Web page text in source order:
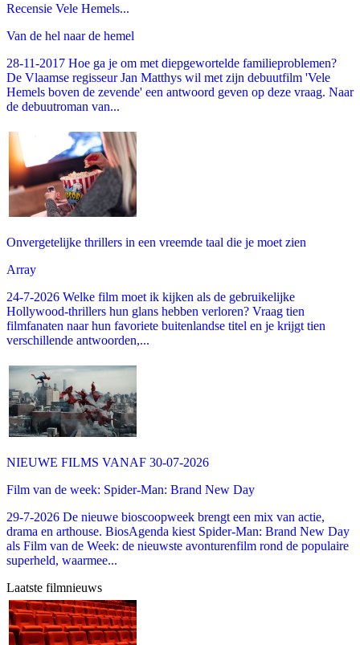
Recensie Vele Hemels...
Van de hel naar de hemel
28-11-2017 Hoe ga je om met diepgewortelde familieproblemen?
De Vlaamse regisseur Jan Matthys wil met zijn debuutfilm 'Vele
Hemels boven de zevende' een antwoord geven op deze vraag. Naar
de debuutroman van...
Onvergetelijke thrillers in een vreemde taal die je moet zien
Array
24-7-2026 Welke film moet ik kijken als de gebruikelijke
Hollywood-thrillers hun glans hebben verloren? Vraag tien
filmfanaten naar hun favoriete buitenlandse titel en je krijgt tien
verschillende antwoorden,...
NIEUWE FILMS VANAF 30-07-2026
Film van de week: Spider-Man: Brand New Day
29-7-2026 De nieuwe bioscoopweek brengt een mix van actie,
drama en arthouse. BiosAgenda kiest Spider-Man: Brand New Day
als Film van de Week: de nieuwste avonturenfilm rond de populaire
superheld, waarmee...
Laatste filmnieuws